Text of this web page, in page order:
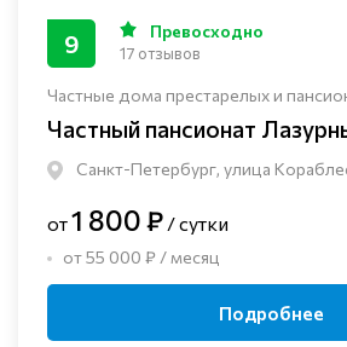
Частные дома престарелых и
Частный пансионат
Санкт-Петербург, улица
9 Превосходно
17 отзывов
от1 800 ₽ / сутки
от 55 000 ₽ / месяц
Подробнее